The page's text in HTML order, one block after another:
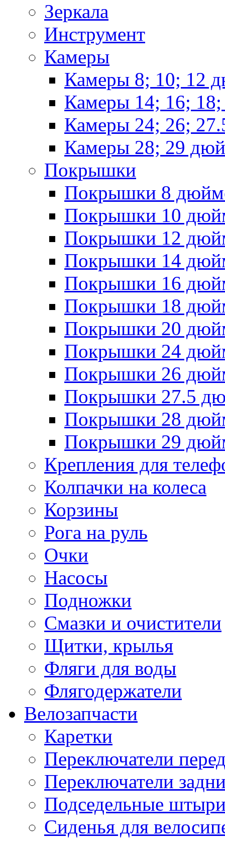
Зеркала
Инструмент
Камеры
Камеры 8; 10; 12
Камеры 14; 16;
Камеры 24; 26;
Камеры 28; 29
Покрышки
Покрышки 8
Покрышки 10
Покрышки 12
Покрышки 14
Покрышки 16
Покрышки 18
Покрышки 20
Покрышки 24
Покрышки 26
Покрышки 27.5
Покрышки 28
Покрышки 29
Крепления для
Колпачки на колеса
Корзины
Рога на руль
Очки
Насосы
Подножки
Смазки и очистители
Щитки, крылья
Фляги для воды
Флягодержатели
Велозапчасти
Каретки
Переключатели
Переключатели
Подседельные
Сиденья для